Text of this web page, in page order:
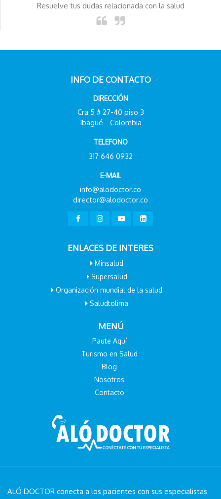
Resuelve tus dudas relacionada con la salud
INFO DE CONTACTO
DIRECCIÓN
Cra 5 # 27-40 piso 3
Ibagué - Colombia
TELEFONO
317 646 0932
E-MAIL
info@alodoctor.co
director@alodoctor.co
ENLACES DE INTERES
Minsalud
Supersalud
Organización mundial de la salud
Saludtolima
MENÚ
Paute Aquí
Turismo en Salud
Blog
Nosotros
Contacto
ALÓ DOCTOR conecta a los pacientes con sus especialistas